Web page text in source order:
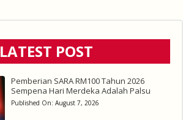
LATEST POST
Pemberian SARA RM100 Tahun 2026
Sempena Hari Merdeka Adalah Palsu
Published On: August 7, 2026